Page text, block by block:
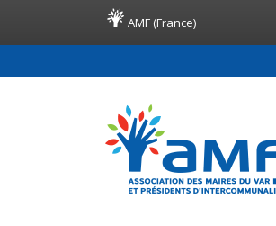
AMF (France)